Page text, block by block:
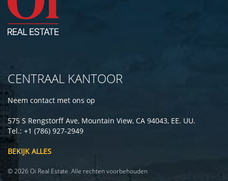
CENTRAAL KANTOOR
Neem contact met ons op
575 S Rengstorff Ave, Mountain View, CA 94043, EE. UU.
Tel.: +1 (786) 927-2949
BEKIJK ALLES
© 2026 Oi Real Estate. Alle rechten voorbehouden